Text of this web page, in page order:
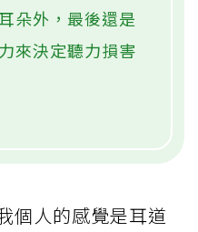
朵外，最後還是
來決定聽力損害
個人的感覺是耳道